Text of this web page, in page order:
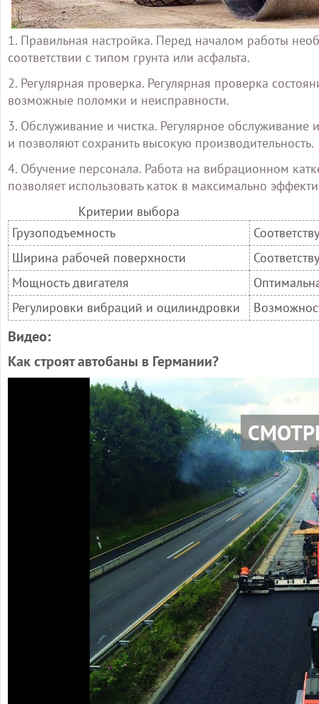
1. Правильная настройка. Перед началом работы
соответствии с типом грунта или асфальта.
2. Регулярная проверка. Регулярная проверка
возможные поломки и неисправности.
3. Обслуживание и чистка. Регулярное
и позволяют сохранить высокую производительность.
4. Обучение персонала. Работа на вибрационном
позволяет использовать каток в максимально
Критерии выбора
Грузоподъемность
Ширина рабочей поверхности
Мощность двигателя
Регулировки вибраций и оцилиндровки
Видео:
Как строят автобаны в Германии?